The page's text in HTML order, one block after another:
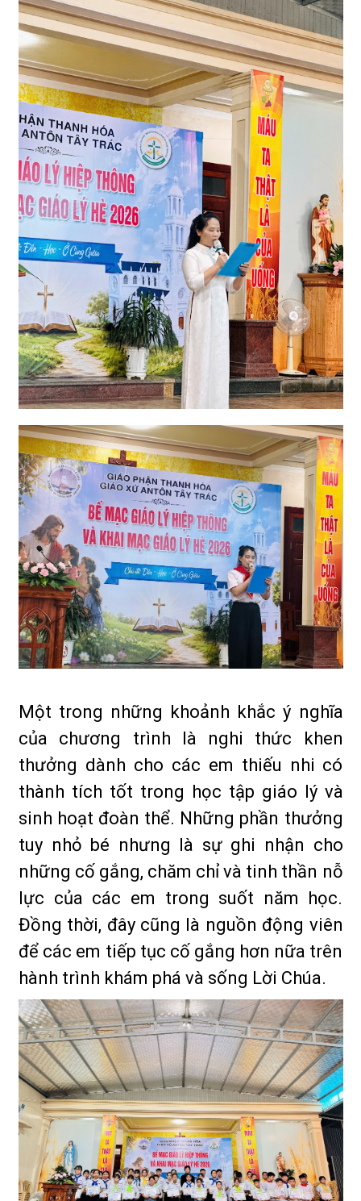
Một trong những khoảnh khắc ý nghĩa
của chương trình là nghi thức khen
thưởng dành cho các em thiếu nhi có
thành tích tốt trong học tập giáo lý và
sinh hoạt đoàn thể. Những phần thưởng
tuy nhỏ bé nhưng là sự ghi nhận cho
những cố gắng, chăm chỉ và tinh thần nỗ
lực của các em trong suốt năm học.
Đồng thời, đây cũng là nguồn động viên
để các em tiếp tục cố gắng hơn nữa trên
hành trình khám phá và sống Lời Chúa.